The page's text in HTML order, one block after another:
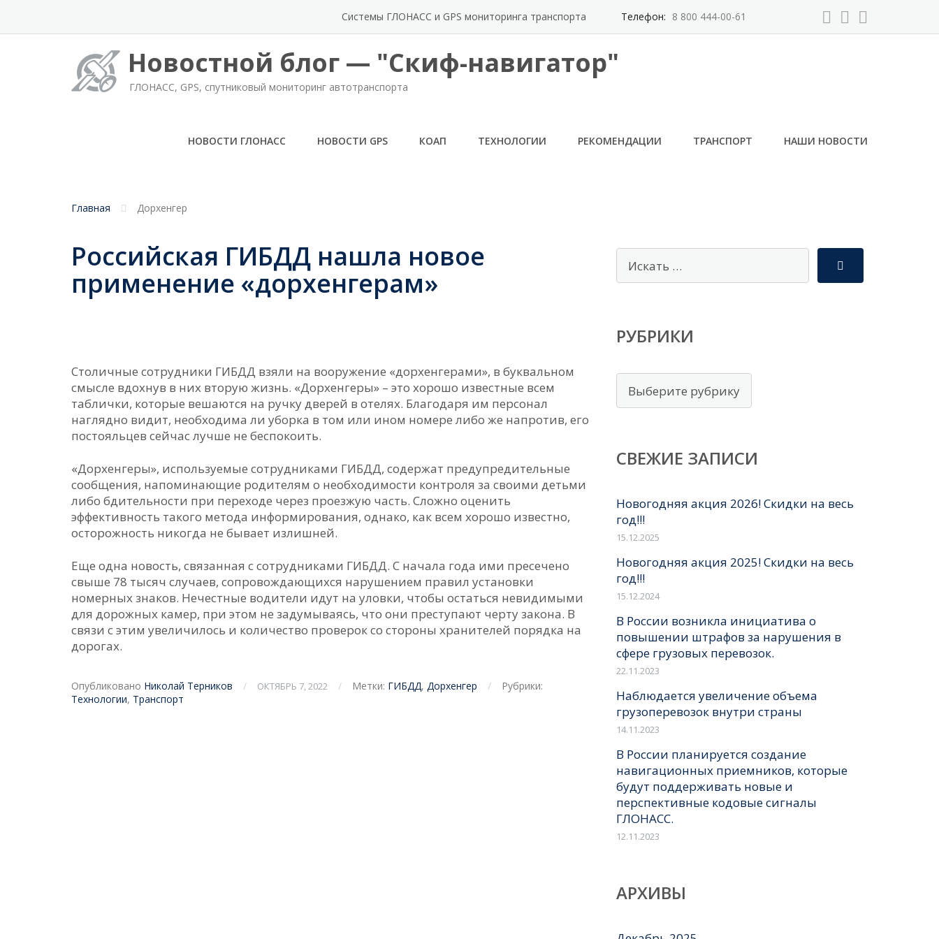
Системы ГЛОНАСС и GPS мониторинга транспорта Телефон: 8 800 444-00-61
Новостной блог — "Скиф-навигатор"
ГЛОНАСС, GPS, спутниковый мониторинг автотранспорта
НОВОСТИ ГЛОНАСС НОВОСТИ GPS КОАП ТЕХНОЛОГИИ РЕКОМЕНДАЦИИ ТРАНСПОРТ НАШИ НОВОСТИ
Главная Дорхенгер
Российская ГИБДД нашла новое
применение «дорхенгерам»
Столичные сотрудники ГИБДД взяли на вооружение «дорхенгерами», в буквальном
смысле вдохнув в них вторую жизнь. «Дорхенгеры» – это хорошо известные всем
таблички, которые вешаются на ручку дверей в отелях. Благодаря им персонал
наглядно видит, необходима ли уборка в том или ином номере либо же напротив, его
постояльцев сейчас лучше не беспокоить.
«Дорхенгеры», используемые сотрудниками ГИБДД, содержат предупредительные
сообщения, напоминающие родителям о необходимости контроля за своими детьми
либо бдительности при переходе через проезжую часть. Сложно оценить
эффективность такого метода информирования, однако, как всем хорошо известно,
осторожность никогда не бывает излишней.
Еще одна новость, связанная с сотрудниками ГИБДД. С начала года ими пресечено
свыше 78 тысяч случаев, сопровождающихся нарушением правил установки
номерных знаков. Нечестные водители идут на уловки, чтобы остаться невидимыми
для дорожных камер, при этом не задумываясь, что они преступают черту закона. В
связи с этим увеличилось и количество проверок со стороны хранителей порядка на
дорогах.
Опубликовано Николай Терников / ОКТЯБРЬ 7, 2022 / Метки: ГИБДД, Дорхенгер /
Рубрики:
Технологии, Транспорт
РУБРИКИ
Рубрики
СВЕЖИЕ ЗАПИСИ
Новогодняя акция 2026! Скидки на весь
год!!!
15.12.2025
Новогодняя акция 2025! Скидки на весь
год!!!
15.12.2024
В России возникла инициатива о
повышении штрафов за нарушения в
сфере грузовых перевозок.
22.11.2023
Наблюдается увеличение объема
грузоперевозок внутри страны
14.11.2023
В России планируется создание
навигационных приемников, которые
будут поддерживать новые и
перспективные кодовые сигналы
ГЛОНАСС.
12.11.2023
АРХИВЫ